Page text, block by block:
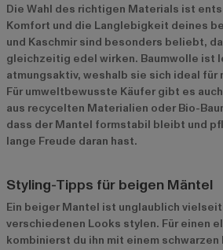
Die Wahl des richtigen Materials ist
Komfort und die Langlebigkeit deines
und Kaschmir sind besonders beliebt,
gleichzeitig edel wirken. Baumwolle ist
atmungsaktiv, weshalb sie sich ideal für
Für umweltbewusste Käufer gibt es
aus recycelten Materialien oder Bio-
dass der Mantel formstabil bleibt und
lange Freude daran hast.
Styling-Tipps für beigen Mäntel
Ein beiger Mantel ist unglaublich
verschiedenen Looks stylen. Für einen
kombinierst du ihn mit einem